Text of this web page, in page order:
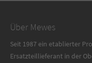
Über Mewes
Seit 1987 ein etablierter
Ersatzteillieferant in der